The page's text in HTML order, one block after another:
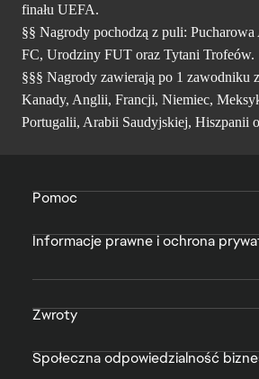
finału UEFA.
§§ Nagrody pochodzą z puli:
FC, Urodziny FUT oraz Tytani Trofeów.
§§§ Nagrody zawierają po 1 zawodniku
Kanady, Anglii, Francji, Niemiec,
Portugalii, Arabii Saudyjskiej, Hiszpanii
Pomoc
Informacje prawne i ochrona
Zwroty
Społeczna odpowiedzialność